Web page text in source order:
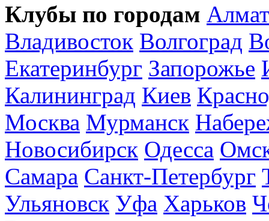
Клубы по городам
Владивосток Волгоград
Екатеринбург Запорожье
Калининград Киев
Москва Мурманск
Новосибирск Одесса
Самара Санкт-Петербург
Ульяновск Уфа Харьков